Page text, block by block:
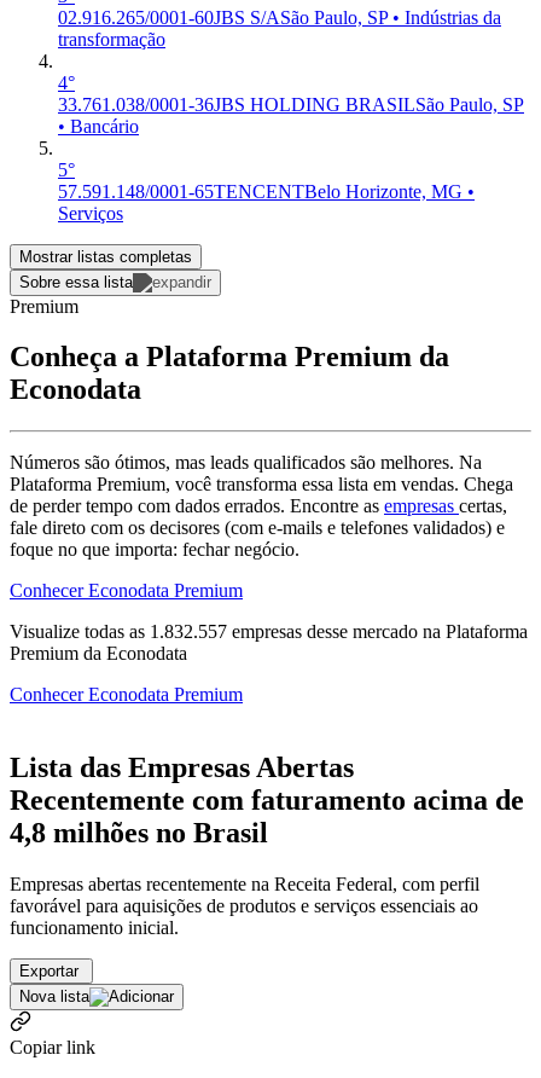
02.916.265/0001-60JBS S/ASão Paulo, SP • Indústrias da
transformação
4°
33.761.038/0001-36JBS HOLDING BRASILSão Paulo, SP
• Bancário
5°
57.591.148/0001-65TENCENTBelo Horizonte, MG •
Serviços
Mostrar listas completas
Sobre essa lista
Premium
Conheça a Plataforma Premium da
Econodata
Números são ótimos, mas leads qualificados são melhores. Na
Plataforma Premium, você transforma essa lista em vendas. Chega
de perder tempo com dados errados. Encontre as empresas certas,
fale direto com os decisores (com e-mails e telefones validados) e
foque no que importa: fechar negócio.
Conhecer Econodata Premium
Visualize todas as 1.832.557 empresas desse mercado na Plataforma
Premium da Econodata
Conhecer Econodata Premium
Lista das Empresas Abertas
Recentemente com faturamento acima de
4,8 milhões no Brasil
Empresas abertas recentemente na Receita Federal, com perfil
favorável para aquisições de produtos e serviços essenciais ao
funcionamento inicial.
Exportar
Nova lista
Copiar link